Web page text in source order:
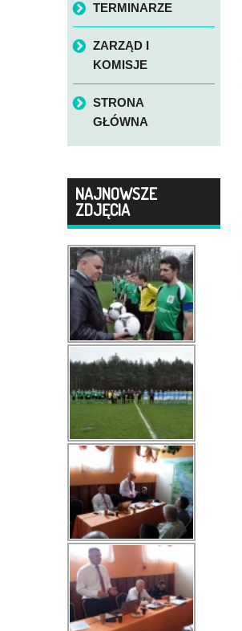
TERMINARZE
ZARZĄD I
KOMISJE
STRONA
GŁÓWNA
NAJNOWSZE
ZDJĘCIA